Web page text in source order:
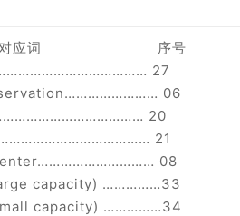
英文对应词 序号
27
06
20
21
08
capacity) ……………33
capacity) ……………34